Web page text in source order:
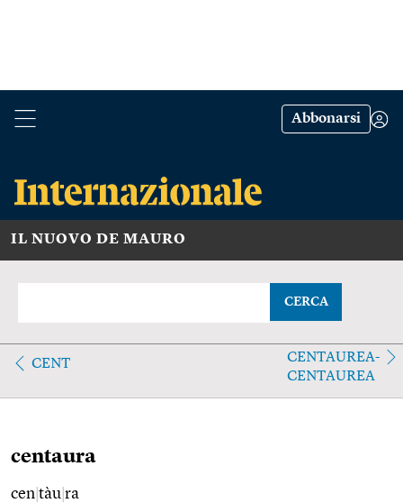
Abbonarsi
IL NUOVO DE MAURO
CERCA
CENT
CENTAUREA-
CENTAUREA
centaura
cen tàu ra